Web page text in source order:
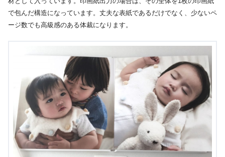
写真掲載数
スマホ：1冊最大65枚
（テンプレートにより変動）
テンプレート
七五三専用あり
（PC用）
結婚式に使える
装飾素材または
テンプレート
結婚式専用あり
で包んだ構造になっています。丈夫な表紙であるだけでなく、少ないペ
ージ数でも高級感のある体裁になります。